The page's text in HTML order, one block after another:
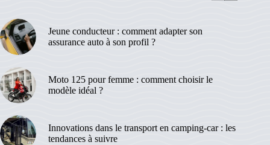
Jeune conducteur : comment adapter son
assurance auto à son profil ?
Moto 125 pour femme : comment choisir le
modèle idéal ?
Innovations dans le transport en camping-car : les
tendances à suivre